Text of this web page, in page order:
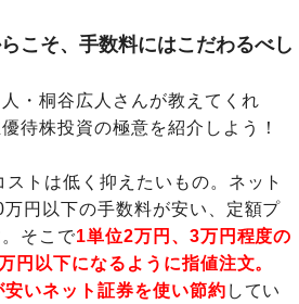
こそ、手数料にはこだわるべし
・桐谷広人さんが教えてくれ
待株投資の極意を紹介しよう！
ストは低く抑えたいもの。ネット
円以下の手数料が安い、定額プ
そこで1単位2万円、3万円程度の
円以下になるように指値注文。
いネット証券を使い節約 してい